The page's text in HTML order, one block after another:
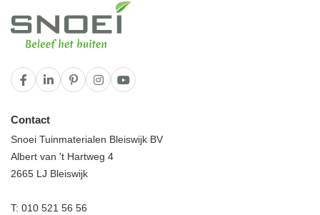
Contact
Snoei Tuinmaterialen Bleiswijk BV
Albert van 't Hartweg 4
2665 LJ Bleiswijk
T: 010 521 56 56